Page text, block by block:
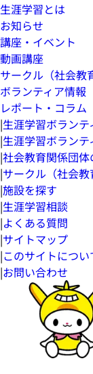
生涯学習とは
お知らせ
講座・イベント
動画講座
サークル（社会教
ボランティア情報
レポート・コラム
|生涯学習ボランテ
|生涯学習ボラン
|社会教育関係団
|サークル（社会
|施設を探す
|生涯学習相談
|よくある質問
|サイトマップ
|このサイトについ
|お問い合わせ